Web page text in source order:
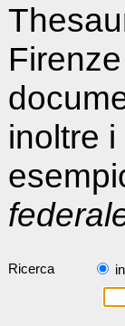
inoltre
Ricerca